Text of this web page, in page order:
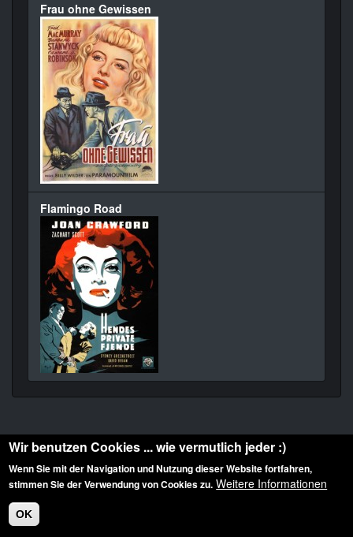
Frau ohne Gewissen
Flamingo Road
Diese Website ist urheberrechtlich geschützt: © 2010-2026 der Film Noir de. Alle
Rechte vorbehalten.
Wir benutzen Cookies ... wie vermutlich jeder :)
Wenn Sie mit der Navigation und Nutzung dieser Website fortfahren,
stimmen Sie der Verwendung von Cookies zu. Weitere Informationen
OK